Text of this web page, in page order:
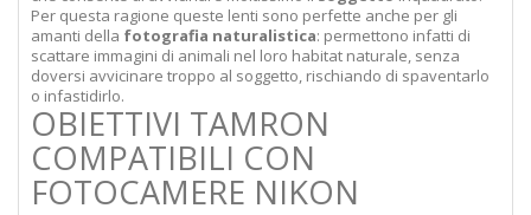
Per questa ragione queste lenti sono perfette anche per gli
amanti della fotografia naturalistica: permettono infatti di
scattare immagini di animali nel loro habitat naturale, senza
doversi avvicinare troppo al soggetto, rischiando di spaventarlo
o infastidirlo.
OBIETTIVI TAMRON
COMPATIBILI CON
FOTOCAMERE NIKON